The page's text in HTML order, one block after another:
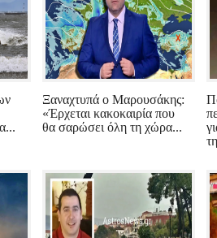
Ξαναχτυπά ο Μαρουσάκης:
«Έρχεται κακοκαιρία που
θα σαρώσει όλη τη χώρα...